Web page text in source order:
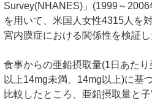
Survey(NHANES)」(1999～
を用いて、米国人女性4315人を
宮内膜症における関係性を検証し
食事からの亜鉛摂取量(1日あた
以上14mg未満、14mg以上)に基
比較したところ、亜鉛摂取量と